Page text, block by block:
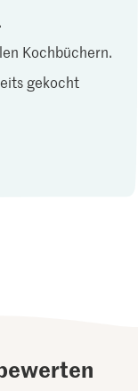
Kochbüchern.
gekocht